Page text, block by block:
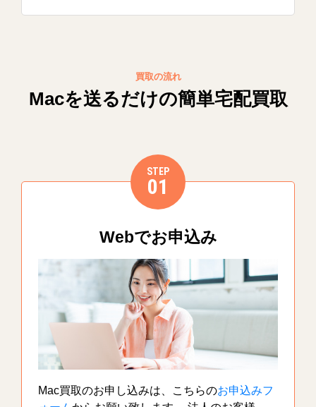
買取の流れ
Macを送るだけの簡単宅配買取
STEP
01
Webでお申込み
Mac買取のお申し込みは、こちらのお申込みフ